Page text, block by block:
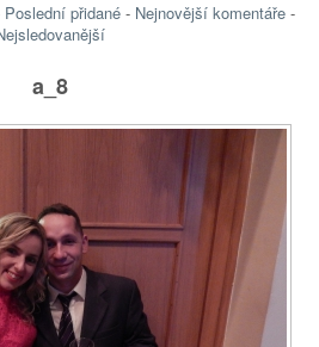
Poslední přidané- Nejnovější komentáře-
a_8